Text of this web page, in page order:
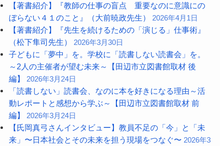
【著書紹介】『教師の仕事の盲点 重要なのに意識にの
ぼらない４１のこと』（大前暁政先生）
2026年4月1日
【著書紹介】『先生を続けるための「演じる」仕事術』
（松下隼司先生）
2026年3月30日
子どもに「夢中」を。学校に「読書しない読書会」を。
～2人の主催者が望む未来～【田辺市立図書館取材 後
編】
2026年3月24日
「読書しない」読書会、なのに本を好きになる理由～活
動レポートと感想から学ぶ～【田辺市立図書館取材 前
編】
2026年3月24日
【氏岡真弓さんインタビュー】教員不足の「今」と「未
来」〜日本社会とその未来を担う現場をつなぐ〜 2026年3